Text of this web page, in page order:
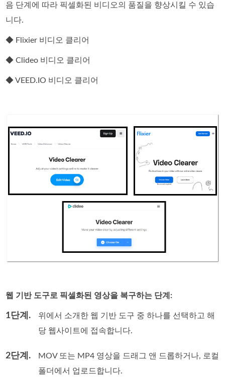
음 단계에 따라 픽셀화된 비디오의 품질을 향상시킬 수 있습
니다.
◆ Flixier 비디오 클리어
◆ Clideo 비디오 클리어
◆ VEED.IO 비디오 클리어
웹 기반 도구로 픽셀화된 영상을 복구하는 단계:
1단계.
위에서 소개한 웹 기반 도구 중 하나를 선택하고 해
당 웹사이트에 접속합니다.
2단계.
MOV 또는 MP4 영상을 드래그 앤 드롭하거나, 로컬
폴더에서 업로드합니다.